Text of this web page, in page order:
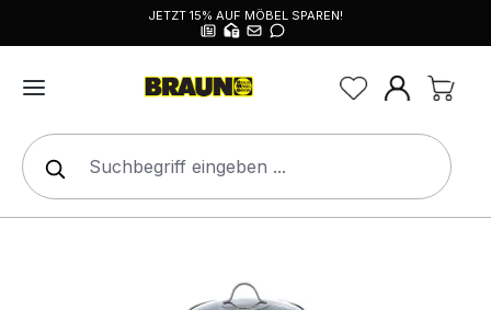
JETZT 15% AUF MÖBEL SPAREN!